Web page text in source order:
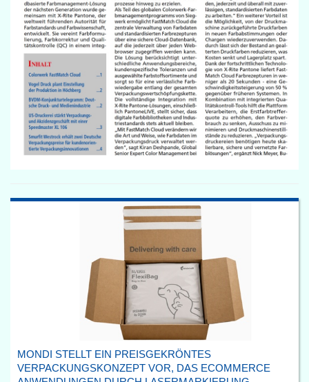
MONDI STELLT EIN PREISGEKRÖNTES
VERPACKUNGSKONZEPT VOR, DAS ECOMMERCE